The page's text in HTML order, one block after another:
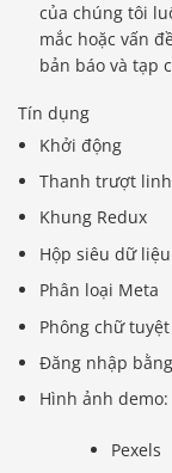
của chúng tôi
mắc hoặc vấn
bản báo và tạp
Tín dụng
Khởi động
Thanh trượt
Khung Redux
Hộp siêu dữ liệu
Phân loại Meta
Phông chữ
Đăng nhập
Hình ảnh demo:
Pexels